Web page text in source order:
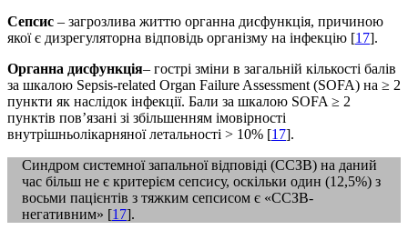
Сепсис – загрозлива життю органна дисфункція, причиною
якої є дизрегуляторна відповідь організму на інфекцію [17].
Органна дисфункція– гострі зміни в загальній кількості балів
за шкалою Sepsis-related Organ Failure Assessment (SOFA) на ≥ 2
пункти як наслідок інфекції. Бали за шкалою SOFA ≥ 2
пунктів пов’язані зі збільшенням імовірності
внутрішньолікарняної летальності > 10% [17].
Синдром системної запальної відповіді (ССЗВ) на даний
час більш не є критерієм сепсису, оскільки один (12,5%) з
восьми пацієнтів з тяжким сепсисом є «ССЗВ-
негативним» [17].